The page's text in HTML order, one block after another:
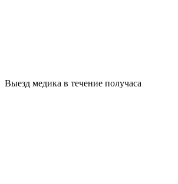
Выезд медика в течение получаса